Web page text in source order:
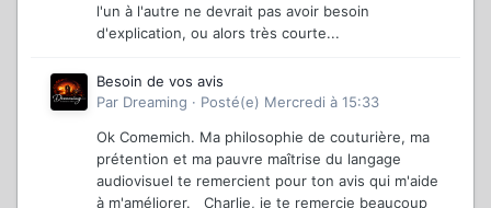
l'un à l'autre ne devrait pas avoir besoin
d'explication, ou alors très courte...
Besoin de vos avis
Par Dreaming · Posté(e) Mercredi à 15:33
Ok Comemich. Ma philosophie de couturière, ma
prétention et ma pauvre maîtrise du langage
audiovisuel te remercient pour ton avis qui m'aide
à m'améliorer. Charlie, je te remercie beaucoup